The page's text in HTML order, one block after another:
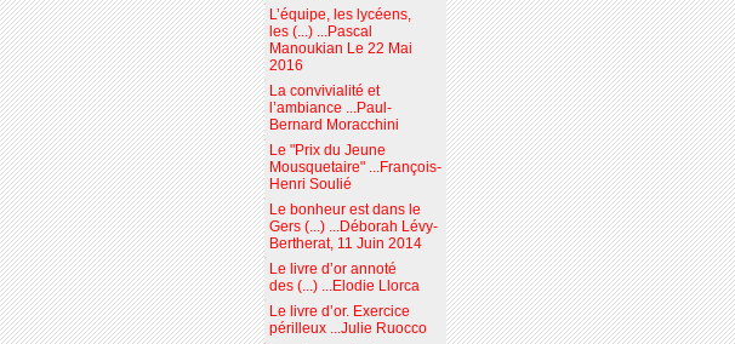
L’équipe, les lycéens,
les (...) ...Pascal
Manoukian Le 22 Mai
2016
La convivialité et
l’ambiance ...Paul-
Bernard Moracchini
Le "Prix du Jeune
Mousquetaire" ...François-
Henri Soulié
Le bonheur est dans le
Gers (...) ...Déborah Lévy-
Bertherat, 11 Juin 2014
Le livre d’or annoté
des (...) ...Elodie Llorca
Le livre d’or. Exercice
périlleux ...Julie Ruocco